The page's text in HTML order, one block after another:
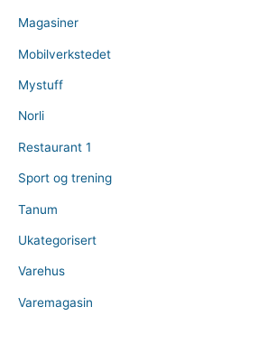
Magasiner
Mobilverkstedet
Mystuff
Norli
Restaurant 1
Sport og trening
Tanum
Ukategorisert
Varehus
Varemagasin